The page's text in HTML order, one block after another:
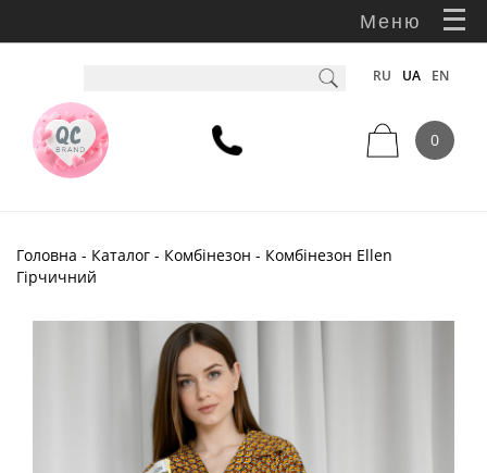
Меню
RU UA EN
0
Головна - Каталог - Комбінезон - Комбінезон Ellen
Гірчичний